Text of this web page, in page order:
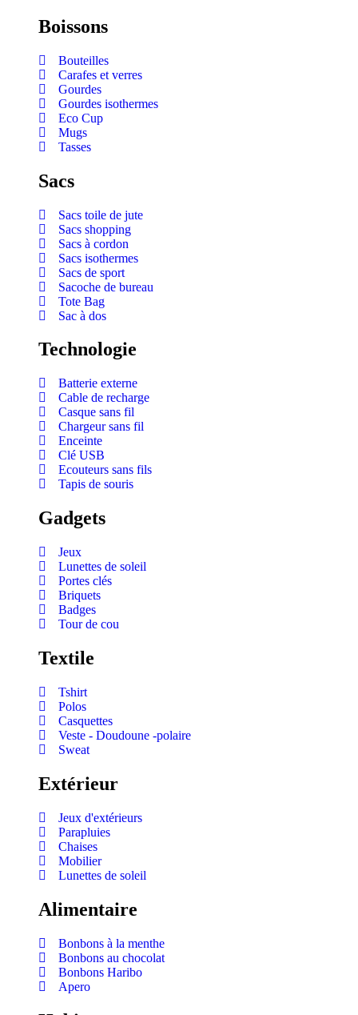
Boissons
Bouteilles
Carafes et verres
Gourdes
Gourdes isothermes
Eco Cup
Mugs
Tasses
Sacs
Sacs toile de jute
Sacs shopping
Sacs à cordon
Sacs isothermes
Sacs de sport
Sacoche de bureau
Tote Bag
Sac à dos
Technologie
Batterie externe
Cable de recharge
Casque sans fil
Chargeur sans fil
Enceinte
Clé USB
Ecouteurs sans fils
Tapis de souris
Gadgets
Jeux
Lunettes de soleil
Portes clés
Briquets
Badges
Tour de cou
Textile
Tshirt
Polos
Casquettes
Veste - Doudoune -polaire
Sweat
Extérieur
Jeux d'extérieurs
Parapluies
Chaises
Mobilier
Lunettes de soleil
Alimentaire
Bonbons à la menthe
Bonbons au chocolat
Bonbons Haribo
Apero